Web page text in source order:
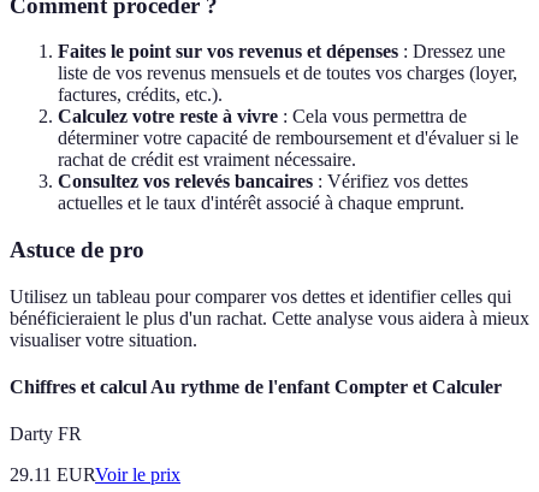
Faites le point sur vos revenus et dépenses : Dressez une
liste de vos revenus mensuels et de toutes vos charges (loyer,
factures, crédits, etc.).
Calculez votre reste à vivre : Cela vous permettra de
déterminer votre capacité de remboursement et d'évaluer si le
rachat de crédit est vraiment nécessaire.
Consultez vos relevés bancaires : Vérifiez vos dettes
actuelles et le taux d'intérêt associé à chaque emprunt.
Astuce de pro
Utilisez un tableau pour comparer vos dettes et identifier celles qui
bénéficieraient le plus d'un rachat. Cette analyse vous aidera à mieux
visualiser votre situation.
Chiffres et calcul Au rythme de l'enfant Compter et Calculer
Darty FR
29.11 EURVoir le prix